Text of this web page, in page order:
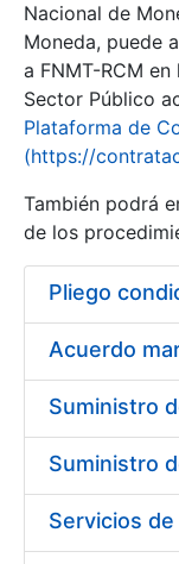
Nacional de
Moneda, puede
a FNMT-RCM
Sector Público
Plataforma de
(https://
También podrá
de los